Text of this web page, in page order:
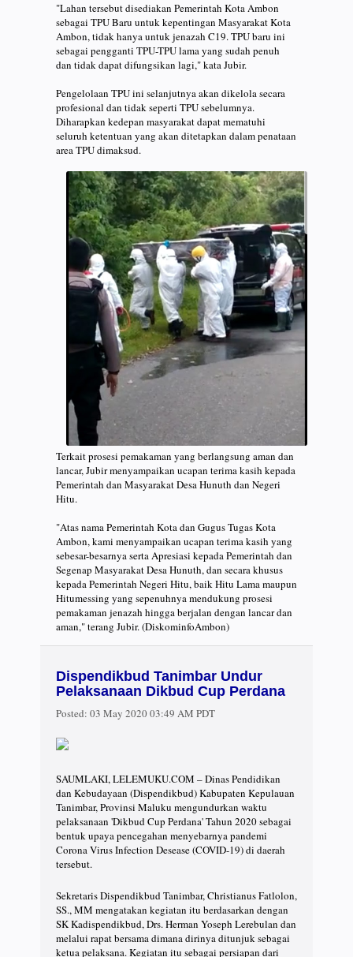
"Lahan tersebut disediakan Pemerintah Kota Ambon
sebagai TPU Baru untuk kepentingan Masyarakat Kota
Ambon, tidak hanya untuk jenazah C19. TPU baru ini
sebagai pengganti TPU-TPU lama yang sudah penuh
dan tidak dapat difungsikan lagi," kata Jubir.
Pengelolaan TPU ini selanjutnya akan dikelola secara
profesional dan tidak seperti TPU sebelumnya.
Diharapkan kedepan masyarakat dapat mematuhi
seluruh ketentuan yang akan ditetapkan dalam penataan
area TPU dimaksud.
Terkait prosesi pemakaman yang berlangsung aman dan
lancar, Jubir menyampaikan ucapan terima kasih kepada
Pemerintah dan Masyarakat Desa Hunuth dan Negeri
Hitu.
"Atas nama Pemerintah Kota dan Gugus Tugas Kota
Ambon, kami menyampaikan ucapan terima kasih yang
sebesar-besarnya serta Apresiasi kepada Pemerintah dan
Segenap Masyarakat Desa Hunuth, dan secara khusus
kepada Pemerintah Negeri Hitu, baik Hitu Lama maupun
Hitumessing yang sepenuhnya mendukung prosesi
pemakaman jenazah hingga berjalan dengan lancar dan
aman," terang Jubir. (DiskominfoAmbon)
Dispendikbud Tanimbar Undur
Pelaksanaan Dikbud Cup Perdana
Posted: 03 May 2020 03:49 AM PDT
SAUMLAKI, LELEMUKU.COM – Dinas Pendidikan
dan Kebudayaan (Dispendikbud) Kabupaten Kepulauan
Tanimbar, Provinsi Maluku mengundurkan waktu
pelaksanaan 'Dikbud Cup Perdana' Tahun 2020 sebagai
bentuk upaya pencegahan menyebarnya pandemi
Corona Virus Infection Desease (COVID-19) di daerah
tersebut.
Sekretaris Dispendikbud Tanimbar, Christianus Fatlolon,
SS., MM mengatakan kegiatan itu berdasarkan dengan
SK Kadispendikbud, Drs. Herman Yoseph Lerebulan dan
melalui rapat bersama dimana dirinya ditunjuk sebagai
ketua pelaksana. Kegiatan itu sebagai persiapan dari